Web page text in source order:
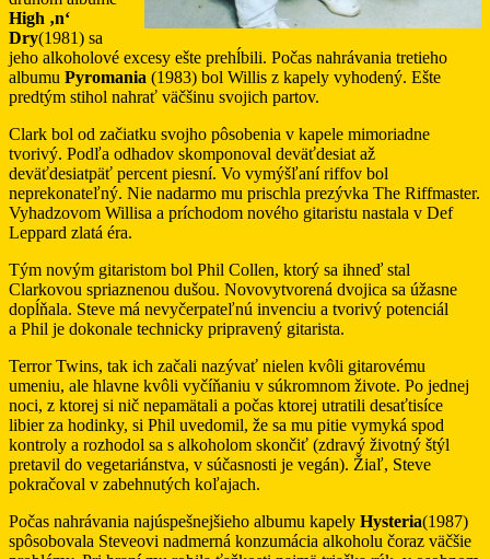
High ‚n‘
Dry(1981) sa
jeho alkoholové excesy ešte prehĺbili. Počas nahrávania tretieho
albumu Pyromania (1983) bol Willis z kapely vyhodený. Ešte
predtým stihol nahrať väčšinu svojich partov.
Clark bol od začiatku svojho pôsobenia v kapele mimoriadne
tvorivý. Podľa odhadov skomponoval deväťdesiat až
deväťdesiatpäť percent piesní. Vo vymýšľaní riffov bol
neprekonateľný. Nie nadarmo mu prischla prezývka The Riffmaster.
Vyhadzovom Willisa a príchodom nového gitaristu nastala v Def
Leppard zlatá éra.
Tým novým gitaristom bol Phil Collen, ktorý sa ihneď stal
Clarkovou spriaznenou dušou. Novovytvorená dvojica sa úžasne
dopĺňala. Steve má nevyčerpateľnú invenciu a tvorivý potenciál
a Phil je dokonale technicky pripravený gitarista.
Terror Twins, tak ich začali nazývať nielen kvôli gitarovému
umeniu, ale hlavne kvôli vyčíňaniu v súkromnom živote. Po jednej
noci, z ktorej si nič nepamätali a počas ktorej utratili desaťtisíce
libier za hodinky, si Phil uvedomil, že sa mu pitie vymyká spod
kontroly a rozhodol sa s alkoholom skončiť (zdravý životný štýl
pretavil do vegetariánstva, v súčasnosti je vegán). Žiaľ, Steve
pokračoval v zabehnutých koľajach.
Počas nahrávania najúspešnejšieho albumu kapely Hysteria(1987)
spôsobovala Steveovi nadmerná konzumácia alkoholu čoraz väčšie